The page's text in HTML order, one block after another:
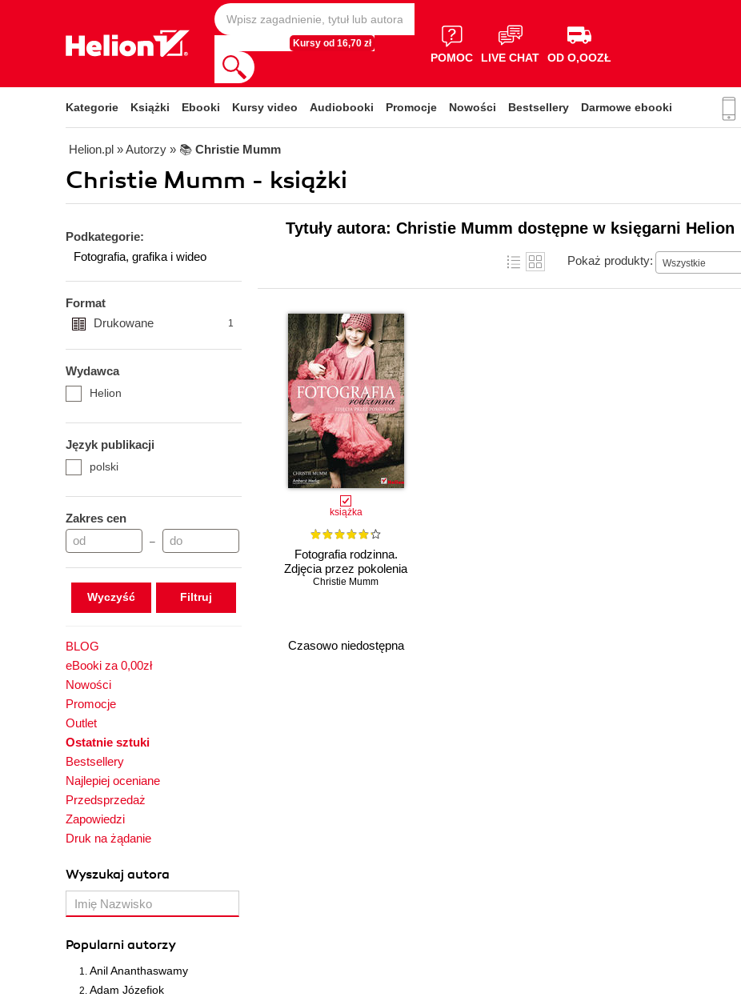
Kursy od 16,70 zł
POMOC LIVE CHAT OD O,OOZŁ
Kategorie Książki Ebooki Kursy video Audiobooki Promocje Nowości Bestsellery Darmowe ebooki
Helion.pl » Autorzy » 📚 Christie Mumm
Christie Mumm - książki
Podkategorie:
Fotografia, grafika i wideo
Format
Drukowane
1
Wydawca
Helion
Język publikacji
polski
Zakres cen
–
Wyczyść
BLOG
eBooki za 0,00zł
Nowości
Promocje
Outlet
Ostatnie sztuki
Bestsellery
Najlepiej oceniane
Przedsprzedaż
Zapowiedzi
Druk na żądanie
Wyszukaj autora
Popularni autorzy
Anil Ananthaswamy
Adam Józefiok
Tytuły autora: Christie Mumm dostępne w księgarni Helion
Pokaż produkty: Wszystkie
książka
Fotografia rodzinna.
Zdjęcia przez pokolenia
Christie Mumm
Czasowo niedostępna